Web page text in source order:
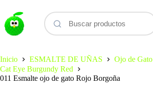
contenido
Inicio
ESMALTE DE UÑAS
Ojo de Gato
Cat Eye Burgundy Red
011 Esmalte ojo de gato Rojo Borgoña